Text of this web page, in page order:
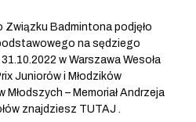
Badmintona podjęło
na sędziego
w Warszawa Wesoła
Juniorów i Młodzików
– Memoriał Andrzeja
znajdziesz TUTAJ .